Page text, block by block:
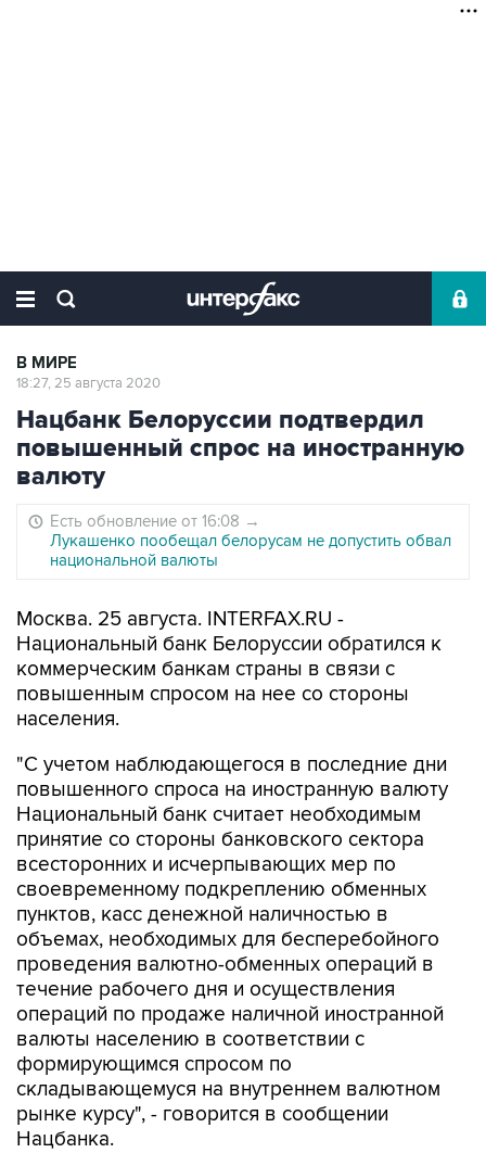
В МИРЕ
18:27, 25 августа 2020
Нацбанк Белоруссии подтвердил
повышенный спрос на иностранную
валюту
Есть обновление от 16:08 →
Лукашенко пообещал белорусам не допустить обвал
национальной валюты
Москва. 25 августа. INTERFAX.RU -
Национальный банк Белоруссии обратился к
коммерческим банкам страны в связи с
повышенным спросом на нее со стороны
населения.
"С учетом наблюдающегося в последние дни
повышенного спроса на иностранную валюту
Национальный банк считает необходимым
принятие со стороны банковского сектора
всесторонних и исчерпывающих мер по
своевременному подкреплению обменных
пунктов, касс денежной наличностью в
объемах, необходимых для бесперебойного
проведения валютно-обменных операций в
течение рабочего дня и осуществления
операций по продаже наличной иностранной
валюты населению в соответствии с
формирующимся спросом по
складывающемуся на внутреннем валютном
рынке курсу", - говорится в сообщении
Нацбанка.